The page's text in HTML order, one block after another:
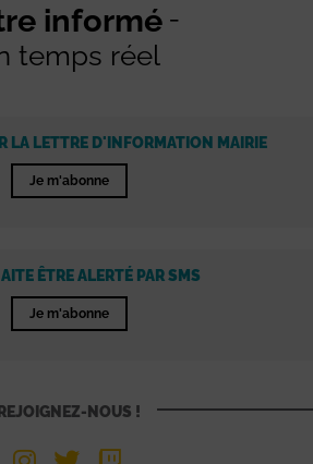
informé
temps réel
LA LETTRE D'INFORMATION MAIRIE
Je m'abonne
ÊTRE ALERTÉ PAR SMS
Je m'abonne
NOUS !